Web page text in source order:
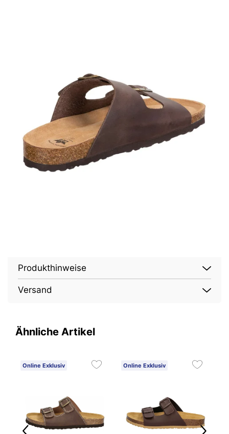
Produkthinweise
Versand
Ähnliche Artikel
Online Exklusiv Online Exklusiv